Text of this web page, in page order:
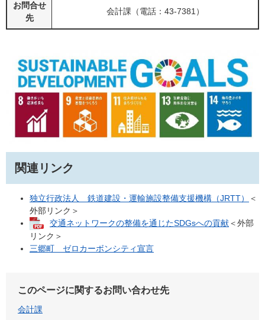
お問合せ
先
会計課（電話：43-7381）
関連リンク
独立行政法人 鉄道建設・運輸施設整備支援機構（JRTT）
＜
外部リンク＞
交通ネットワークの整備を通じたSDGsへの貢献＜外部
リンク＞
三郷町 ゼロカーボンシティ宣言
このページに関するお問い合わせ先
会計課